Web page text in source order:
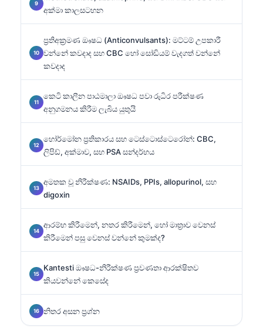
අක්මා කාලසටහන
ප්‍රතිඅක්‍රමණ ඖෂධ (Anticonvulsants): මට්ටම් උපකාරී
වන්නේ කවදාද සහ CBC හෝ සෝඩියම් වැදගත් වන්නේ
කවදාද
කෙටි කාලීන පාඨමාලා ඖෂධ පවා රුධිර පරීක්ෂණ
අනුගමනය කිරීම ලැබිය යුතුයි
හෝර්මෝන ප්‍රතිකාරය සහ ටෙස්ටොස්ටෙරෝන්: CBC,
ලිපිඩ්, අක්මාව, සහ PSA සන්දර්භය
අමතක වූ නිරීක්ෂණ: NSAIDs, PPIs, allopurinol, සහ
digoxin
ආරම්භ කිරීමෙන්, නතර කිරීමෙන්, හෝ මාත්‍රාව වෙනස්
කිරීමෙන් පසු වෙනස් වන්නේ කුමක්ද?
Kantesti ඖෂධ-නිරීක්ෂණ ප්‍රවණතා ආරක්ෂිතව
කියවන්නේ කෙසේද
නිතර අසන ප්‍රශ්න